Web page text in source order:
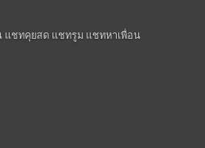
ชทคุยสด แชทรูม แชทหาเพื่อน